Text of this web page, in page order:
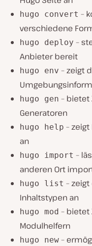
hugo convert –
verschiedene
hugo deploy –
Anbieter bereit
hugo env – zeigt
hugo gen – bietet
Generatoren
hugo help –
an
hugo import –
anderen Ort
hugo list –
Inhaltstypen an
hugo mod – bietet
Modulhelfern
hugo new –